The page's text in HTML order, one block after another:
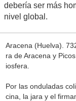
debería ser más
nivel global.
Aracena (Huelva).
ra de Aracena y
iosfera.
Por las onduladas
cina, la jara y el